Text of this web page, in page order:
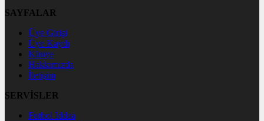
SAYFALAR
Üye Girişi
Üye Kaydı
Künye
Hakkımızda
İletişim
SERVİSLER
Futbol İddaa